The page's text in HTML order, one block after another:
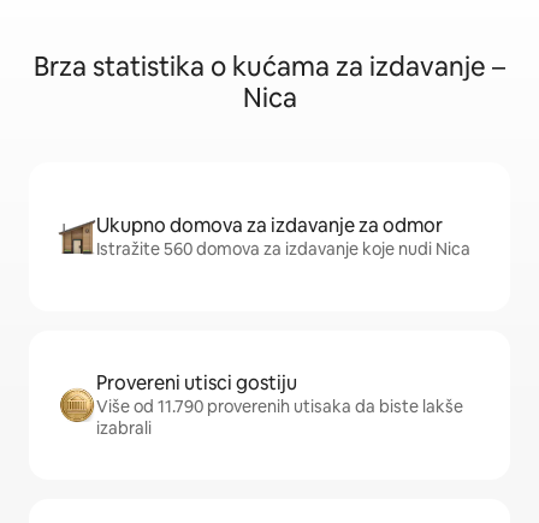
Brza statistika o kućama za izdavanje –
Nica
Ukupno domova za izdavanje za odmor
Istražite 560 domova za izdavanje koje nudi Nica
Provereni utisci gostiju
Više od 11.790 proverenih utisaka da biste lakše
izabrali